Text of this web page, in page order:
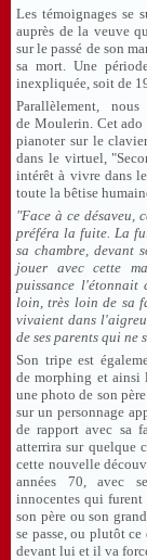
Les témoignages se
auprès de la veuve
sur le passé de son
sa mort. Une
inexpliquée, soit de
Parallèlement,
de Moulerin. Cet ado
pianoter sur le
dans le virtuel,
intérêt à vivre dans
toute la bêtise
"Face à ce
préféra la fuite. La
sa chambre, devant
jouer avec cette
puissance l'étonnait
loin, très loin de sa
vivaient dans
de ses parents qui
Son tripe est
de morphing et ainsi
une photo de son
sur un personnage
de rapport avec sa
atterrira sur quelque
cette nouvelle
années 70, avec
innocentes qui
son père ou son
se passe, ou plutôt
devant lui et il va